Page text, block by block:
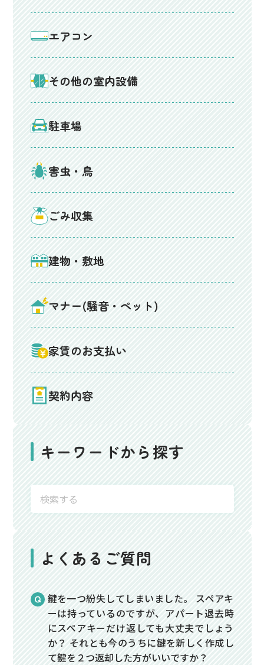
エアコン
その他の室内設備
駐車場
害虫・鳥
ごみ収集
建物・敷地
マナー(騒音・ペット)
家賃のお支払い
契約内容
キーワードから探す
よくあるご質問
鍵を一つ紛失してしまいました。 スペアキ
ーは持っているのですが、アパート退去時
にスペアキーだけ返しても大丈夫でしょう
か？ それとも今のうちに鍵を新しく作成し
て鍵を２つ返却した方がいいですか？